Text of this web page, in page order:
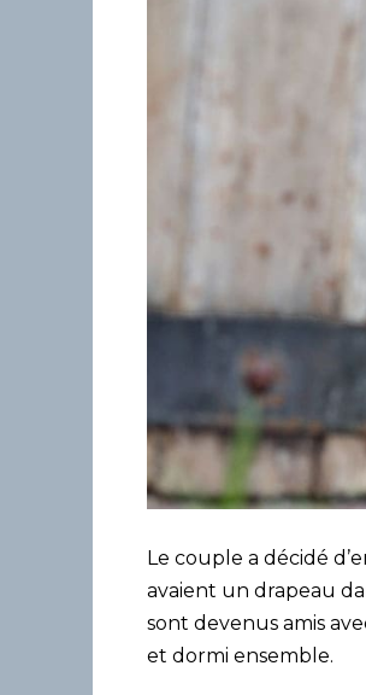
Le couple a décidé
avaient un drapeau
sont devenus amis
et dormi ensemble.